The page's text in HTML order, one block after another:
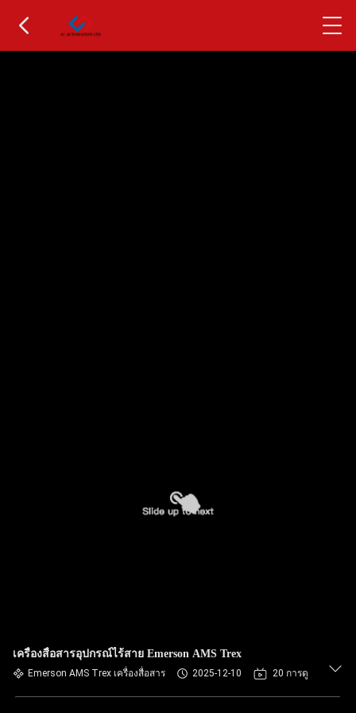
เครื่องสื่อสารอุปกรณ์ไร้สาย Emerson AMS Trex
Emerson AMS Trex เครื่องสื่อสาร 2025-12-10 20 การดู